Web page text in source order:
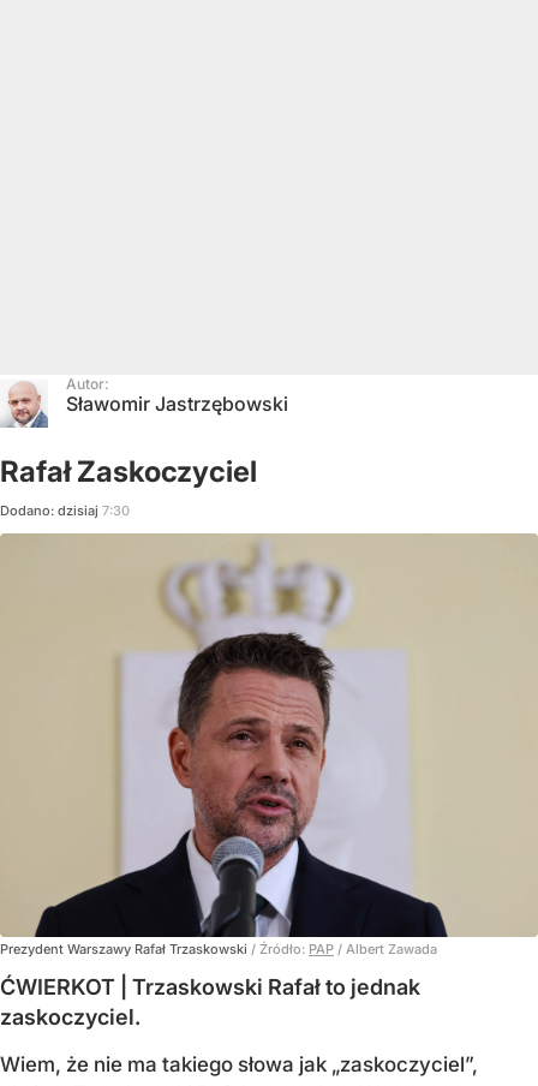
Autor:
Sławomir Jastrzębowski
Rafał Zaskoczyciel
Dodano: dzisiaj 7:30
Prezydent Warszawy Rafał Trzaskowski / Źródło: PAP / Albert Zawada
ĆWIERKOT | Trzaskowski Rafał to jednak
zaskoczyciel.
Wiem, że nie ma takiego słowa jak „zaskoczyciel”,